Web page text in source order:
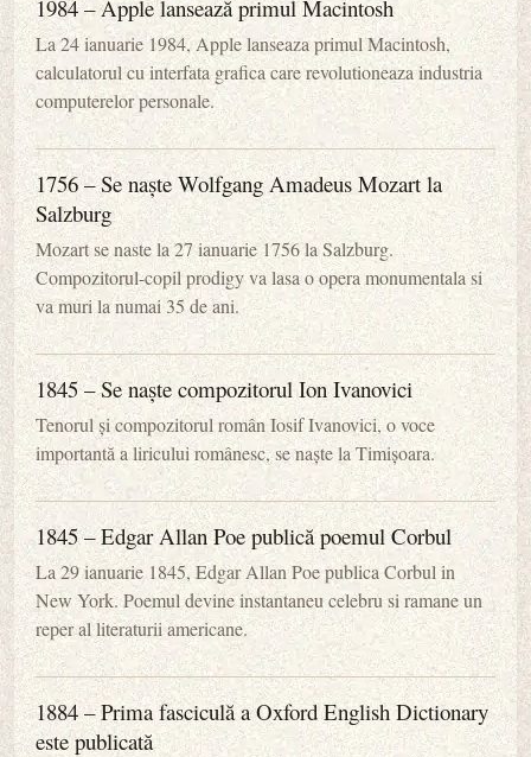
1984 – Apple lansează primul Macintosh
La 24 ianuarie 1984, Apple lanseaza primul Macintosh,
calculatorul cu interfata grafica care revolutioneaza industria
computerelor personale.
1756 – Se naște Wolfgang Amadeus Mozart la
Salzburg
Mozart se naste la 27 ianuarie 1756 la Salzburg.
Compozitorul-copil prodigy va lasa o opera monumentala si
va muri la numai 35 de ani.
1845 – Se naște compozitorul Ion Ivanovici
Tenorul și compozitorul român Iosif Ivanovici, o voce
importantă a liricului românesc, se naște la Timișoara.
1845 – Edgar Allan Poe publică poemul Corbul
La 29 ianuarie 1845, Edgar Allan Poe publica Corbul in
New York. Poemul devine instantaneu celebru si ramane un
reper al literaturii americane.
1884 – Prima fasciculă a Oxford English Dictionary
este publicată